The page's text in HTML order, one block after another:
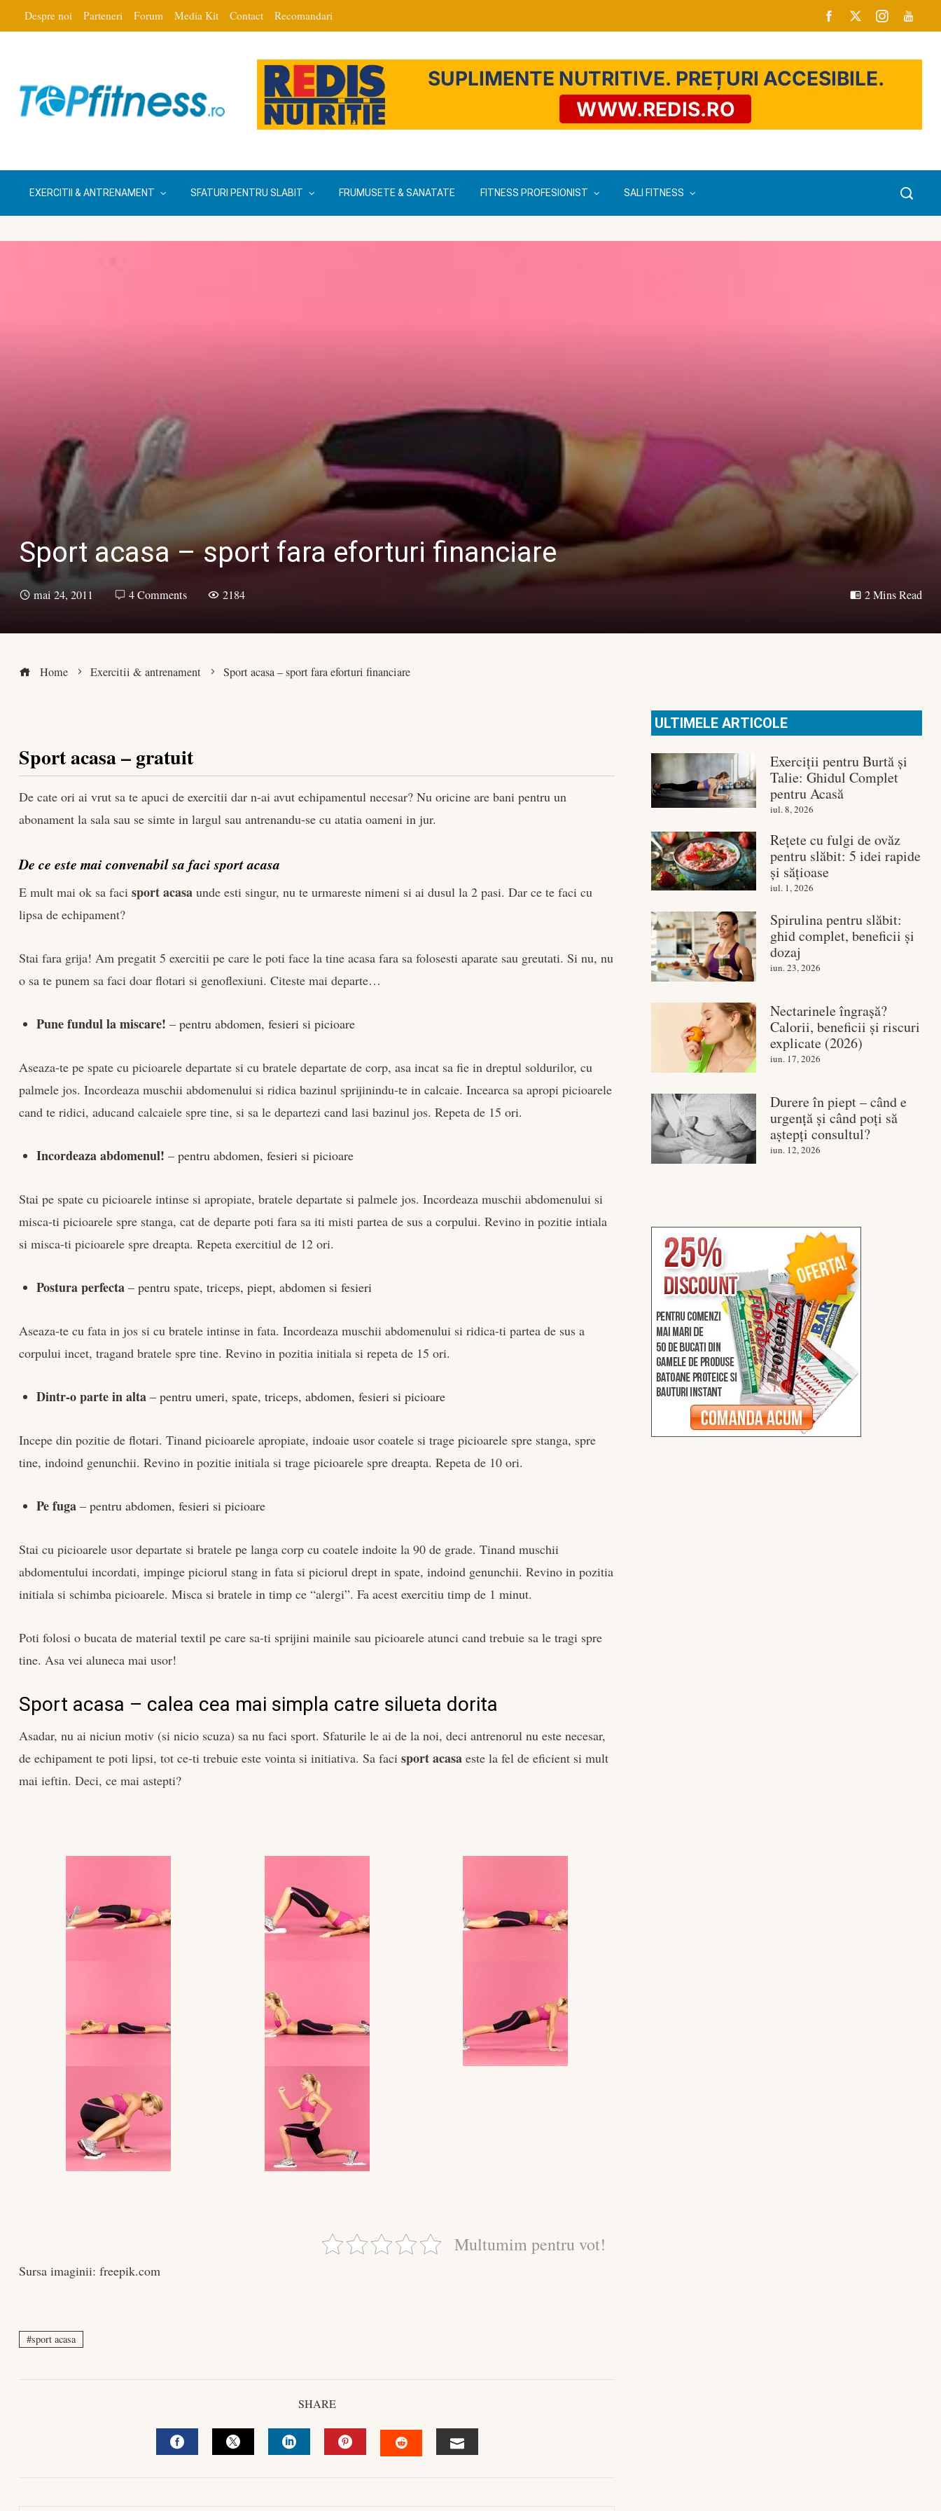
Despre noi Parteneri Forum Media Kit Contact Recomandari
EXERCITII & ANTRENAMENT SFATURI PENTRU SLABIT FRUMUSETE & SANATATE FITNESS PROFESIONIST SALI FITNESS
Sport acasa – sport fara eforturi financiare
mai 24, 2011 4 Comments 2184 2 Mins Read
Home Exercitii & antrenament Sport acasa – sport fara eforturi financiare
Sport acasa – gratuit
De cate ori ai vrut sa te apuci de exercitii dar n-ai avut echipamentul necesar? Nu oricine are bani pentru un
abonament la sala sau se simte in largul sau antrenandu-se cu atatia oameni in jur.
De ce este mai convenabil sa faci sport acasa
E mult mai ok sa faci sport acasa unde esti singur, nu te urmareste nimeni si ai dusul la 2 pasi. Dar ce te faci cu
lipsa de echipament?
Stai fara grija! Am pregatit 5 exercitii pe care le poti face la tine acasa fara sa folosesti aparate sau greutati. Si nu, nu
o sa te punem sa faci doar flotari si genoflexiuni. Citeste mai departe…
Pune fundul la miscare! – pentru abdomen, fesieri si picioare
Aseaza-te pe spate cu picioarele departate si cu bratele departate de corp, asa incat sa fie in dreptul soldurilor, cu
palmele jos. Incordeaza muschii abdomenului si ridica bazinul sprijinindu-te in calcaie. Incearca sa apropi picioarele
cand te ridici, aducand calcaiele spre tine, si sa le departezi cand lasi bazinul jos. Repeta de 15 ori.
Incordeaza abdomenul! – pentru abdomen, fesieri si picioare
Stai pe spate cu picioarele intinse si apropiate, bratele departate si palmele jos. Incordeaza muschii abdomenului si
misca-ti picioarele spre stanga, cat de departe poti fara sa iti misti partea de sus a corpului. Revino in pozitie intiala
si misca-ti picioarele spre dreapta. Repeta exercitiul de 12 ori.
Postura perfecta– pentru spate, triceps, piept, abdomen si fesieri
Aseaza-te cu fata in jos si cu bratele intinse in fata. Incordeaza muschii abdomenului si ridica-ti partea de sus a
corpului incet, tragand bratele spre tine. Revino in pozitia initiala si repeta de 15 ori.
Dintr-o parte in alta– pentru umeri, spate, triceps, abdomen, fesieri si picioare
Incepe din pozitie de flotari. Tinand picioarele apropiate, indoaie usor coatele si trage picioarele spre stanga, spre
tine, indoind genunchii. Revino in pozitie initiala si trage picioarele spre dreapta. Repeta de 10 ori.
Pe fuga– pentru abdomen, fesieri si picioare
Stai cu picioarele usor departate si bratele pe langa corp cu coatele indoite la 90 de grade. Tinand muschii
abdomentului incordati, impinge piciorul stang in fata si piciorul drept in spate, indoind genunchii. Revino in pozitia
initiala si schimba picioarele. Misca si bratele in timp ce “alergi”. Fa acest exercitiu timp de 1 minut.
Poti folosi o bucata de material textil pe care sa-ti sprijini mainile sau picioarele atunci cand trebuie sa le tragi spre
tine. Asa vei aluneca mai usor!
Sport acasa – calea cea mai simpla catre silueta dorita
Asadar, nu ai niciun motiv (si nicio scuza) sa nu faci sport. Sfaturile le ai de la noi, deci antrenorul nu este necesar,
de echipament te poti lipsi, tot ce-ti trebuie este vointa si initiativa. Sa faci sport acasaeste la fel de eficient si mult
mai ieftin. Deci, ce mai astepti?
Multumim pentru vot!
Sursa imaginii: freepik.com
sport acasa
SHARE
ULTIMELE ARTICOLE
Exerciții pentru Burtă și
Talie: Ghidul Complet
pentru Acasă
iul. 8, 2026
Rețete cu fulgi de ovăz
pentru slăbit: 5 idei rapide
și sățioase
iul. 1, 2026
Spirulina pentru slăbit:
ghid complet, beneficii și
dozaj
iun. 23, 2026
Nectarinele îngrașă?
Calorii, beneficii și riscuri
explicate (2026)
iun. 17, 2026
Durere în piept – când e
urgență și când poți să
aștepți consultul?
iun. 12, 2026